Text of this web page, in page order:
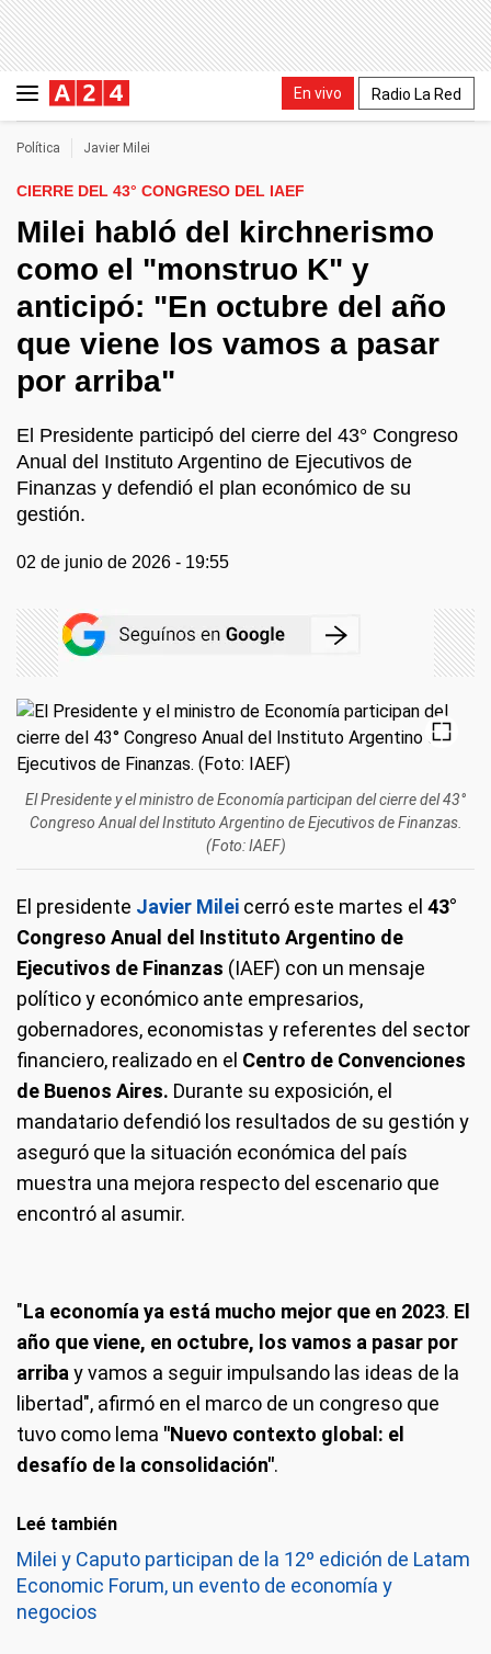
En vivo Radio La Red
Política Javier Milei
CIERRE DEL 43° CONGRESO DEL IAEF
Milei habló del kirchnerismo
como el "monstruo K" y
anticipó: "En octubre del año
que viene los vamos a pasar
por arriba"
El Presidente participó del cierre del 43° Congreso
Anual del Instituto Argentino de Ejecutivos de
Finanzas y defendió el plan económico de su
gestión.
02 de junio de 2026 - 19:55
El Presidente y el ministro de Economía participan del cierre del 43°
Congreso Anual del Instituto Argentino de Ejecutivos de Finanzas.
(Foto: IAEF)
El presidente Javier Milei cerró este martes el 43°
Congreso Anual del Instituto Argentino de
Ejecutivos de Finanzas (IAEF) con un mensaje
político y económico ante empresarios,
gobernadores, economistas y referentes del sector
financiero, realizado en el Centro de Convenciones
de Buenos Aires. Durante su exposición, el
mandatario defendió los resultados de su gestión y
aseguró que la situación económica del país
muestra una mejora respecto del escenario que
encontró al asumir.
"La economía ya está mucho mejor que en 2023. El
año que viene, en octubre, los vamos a pasar por
arriba y vamos a seguir impulsando las ideas de la
libertad", afirmó en el marco de un congreso que
tuvo como lema "Nuevo contexto global: el
desafío de la consolidación".
Leé también
Milei y Caputo participan de la 12º edición de Latam
Economic Forum, un evento de economía y
negocios